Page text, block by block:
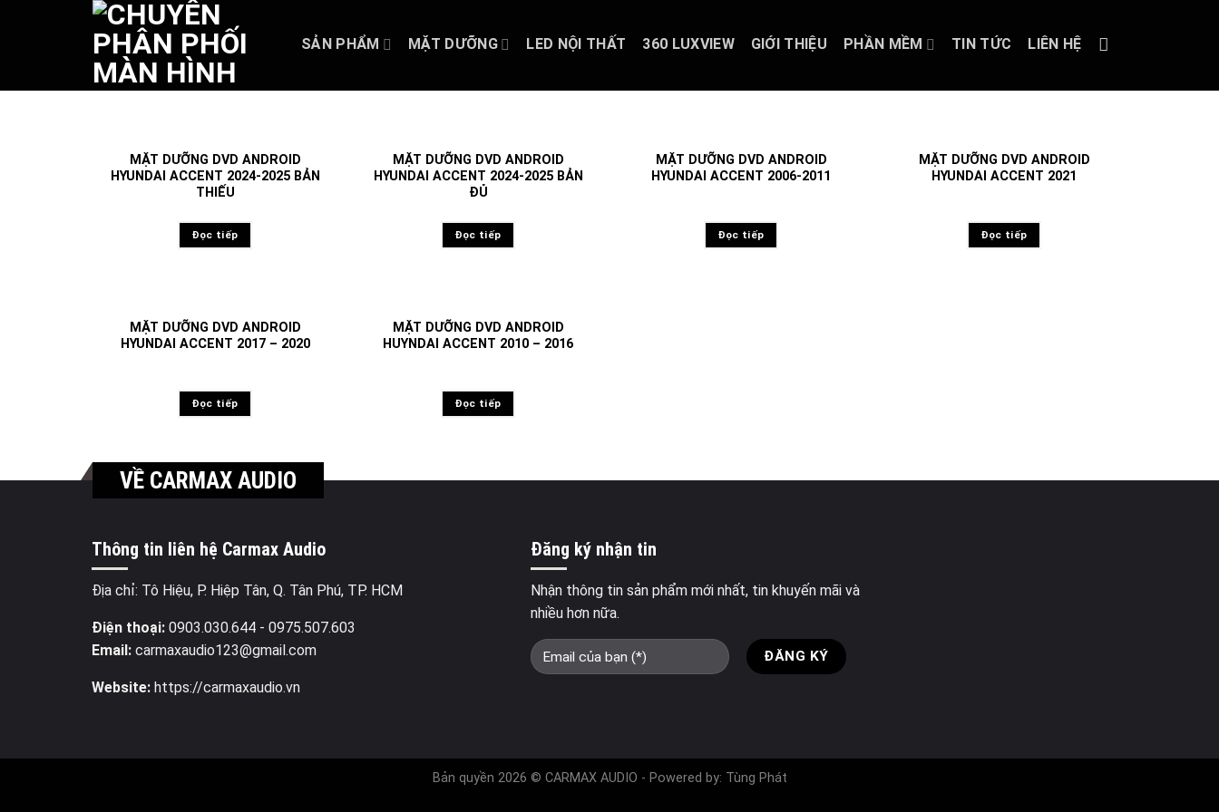
SẢN PHẨM MẶT DƯỠNG LED NỘI THẤT 360 LUXVIEW GIỚI THIỆU PHẦN MỀM TIN TỨC LIÊN HỆ
MẶT DƯỠNG DVD ANDROID
HYUNDAI ACCENT 2024-2025 BẢN
THIẾU
Đọc tiếp
MẶT DƯỠNG DVD ANDROID
HYUNDAI ACCENT 2024-2025 BẢN
ĐỦ
Đọc tiếp
MẶT DƯỠNG DVD ANDROID
HYUNDAI ACCENT 2006-2011
Đọc tiếp
MẶT DƯỠNG DVD ANDROID
HYUNDAI ACCENT 2021
Đọc tiếp
MẶT DƯỠNG DVD ANDROID
HYUNDAI ACCENT 2017 – 2020
Đọc tiếp
MẶT DƯỠNG DVD ANDROID
HUYNDAI ACCENT 2010 – 2016
Đọc tiếp
VỀ CARMAX AUDIO
Thông tin liên hệ Carmax Audio
Địa chỉ: Tô Hiệu, P. Hiệp Tân, Q. Tân Phú, TP. HCM
Điện thoại: 0903.030.644- 0975.507.603
Email:carmaxaudio123@gmail.com
Website:https://carmaxaudio.vn
Đăng ký nhận tin
Nhận thông tin sản phẩm mới nhất, tin khuyến mãi và
nhiều hơn nữa.
Bản quyền 2026 © CARMAX AUDIO - Powered by: Tùng Phát